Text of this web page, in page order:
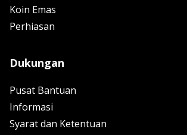
Koin Emas
Perhiasan
Dukungan
Pusat Bantuan
Informasi
Syarat dan Ketentuan